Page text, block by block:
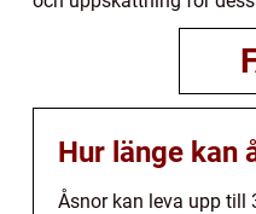
Hur länge kan
Åsnor kan leva upp till